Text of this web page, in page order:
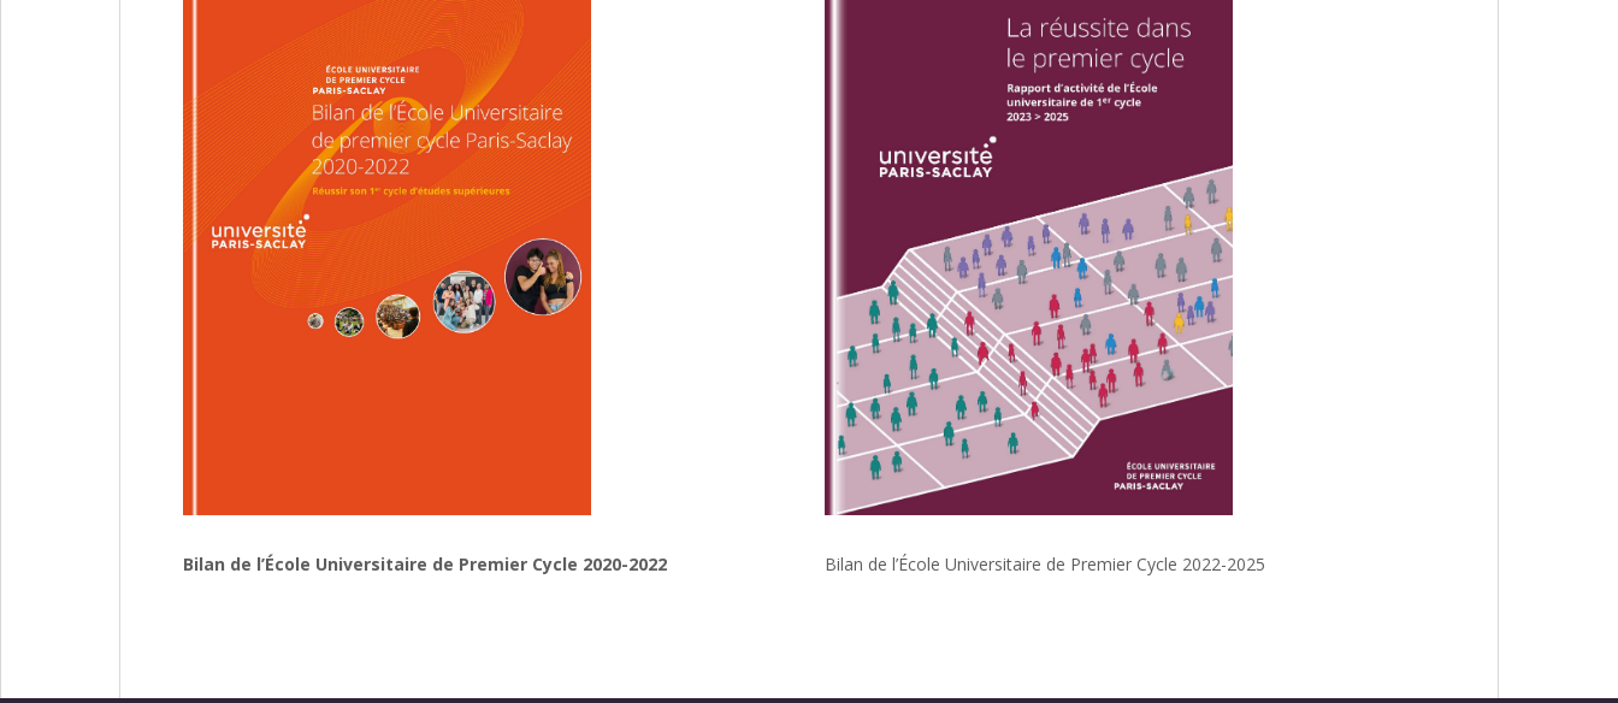
Bilan de l’École Universitaire de Premier Cycle 2020-2022 Bilan de l’École Universitaire de Premier Cycle 2022-2025